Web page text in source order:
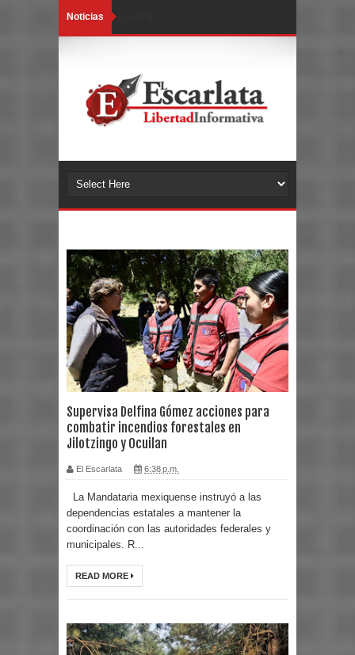
Noticias
Supervisa Delfina Gómez acciones para
combatir incendios forestales en
Jilotzingo y Ocuilan
El Escarlata 6:38 p.m.
La Mandataria mexiquense instruyó a las
dependencias estatales a mantener la
coordinación con las autoridades federales y
municipales. R...
READ MORE